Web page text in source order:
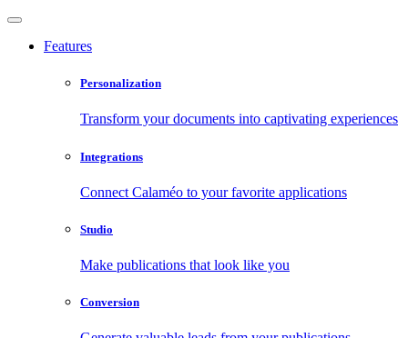
Features
Personalization
Transform your documents into captivating experiences
Integrations
Connect Calaméo to your favorite applications
Studio
Make publications that look like you
Conversion